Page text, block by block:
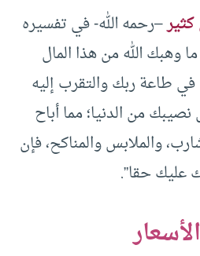
كثير–رحمه الله- في تفسيره
وهبك الله من هذا المال
في طاعة ربك والتقرب إليه
نصيبك من الدنيا؛ مما أباح
والملابس والمناكح، فإن
عليك حقا”.